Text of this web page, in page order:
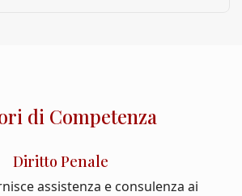
di Competenza
Diritto Penale
assistenza e consulenza ai